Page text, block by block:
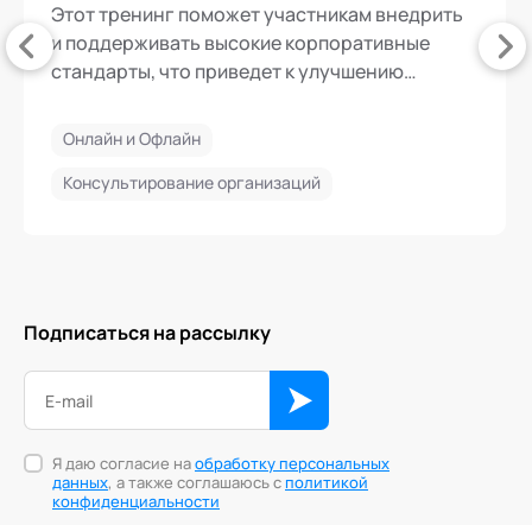
Этот тренинг поможет участникам внедрить
и поддерживать высокие корпоративные
стандарты, что приведет к улучшению
Онлайн и Офлайн
Консультирование организаций
Подписаться на рассылку
Я даю согласие наобработку персональных
данных, а также соглашаюсь сполитикой
конфиденциальности